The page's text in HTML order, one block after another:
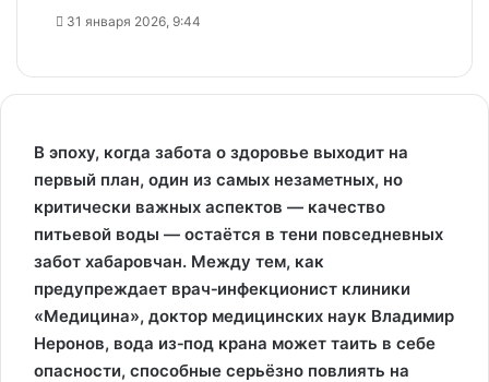
31 января 2026, 9:44
В эпоху, когда забота о здоровье выходит на
первый план, один из самых незаметных, но
критически важных аспектов — качество
питьевой воды — остаётся в тени повседневных
забот хабаровчан. Между тем, как
предупреждает врач‑инфекционист клиники
«Медицина», доктор медицинских наук Владимир
Неронов, вода из‑под крана может таить в себе
опасности, способные серьёзно повлиять на